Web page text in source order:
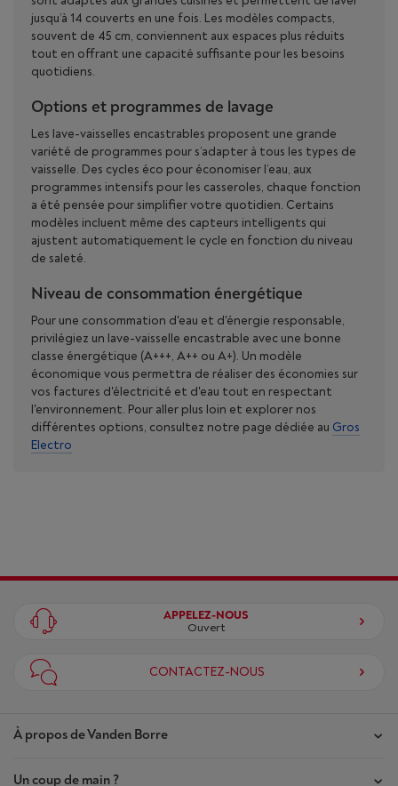
jusqu’à 14 couverts en une fois. Les modèles compacts,
souvent de 45 cm, conviennent aux espaces plus réduits
tout en offrant une capacité suffisante pour les besoins
quotidiens.
Options et programmes de lavage
Les lave-vaisselles encastrables proposent une grande
variété de programmes pour s’adapter à tous les types de
vaisselle. Des cycles éco pour économiser l’eau, aux
programmes intensifs pour les casseroles, chaque fonction
a été pensée pour simplifier votre quotidien. Certains
modèles incluent même des capteurs intelligents qui
ajustent automatiquement le cycle en fonction du niveau
de saleté.
Niveau de consommation énergétique
Pour une consommation d'eau et d'énergie responsable,
privilégiez un lave-vaisselle encastrable avec une bonne
classe énergétique (A+++, A++ ou A+). Un modèle
économique vous permettra de réaliser des économies sur
vos factures d'électricité et d'eau tout en respectant
l'environnement. Pour aller plus loin et explorer nos
différentes options, consultez notre page dédiée au Gros
Electro
À propos de Vanden Borre
Un coup de main ?
APPELEZ-NOUS
Ouvert
CONTACTEZ-NOUS